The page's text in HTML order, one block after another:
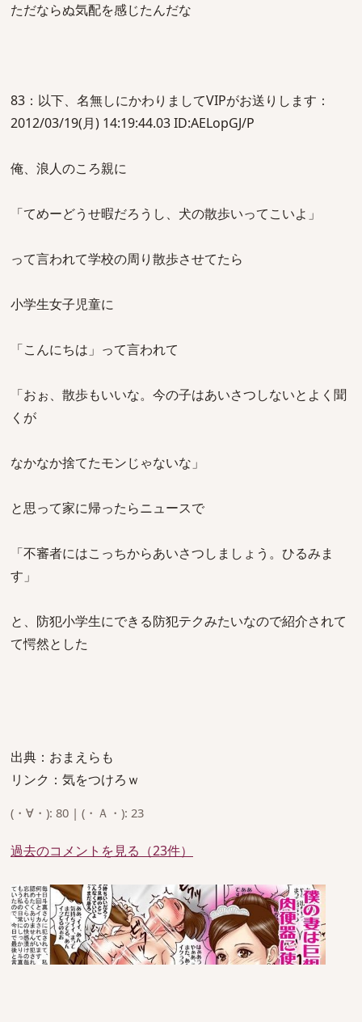
ただならぬ気配を感じたんだな
83：以下、名無しにかわりましてVIPがお送りします：
2012/03/19(月) 14:19:44.03 ID:AELopGJ/P
俺、浪人のころ親に
「てめーどうせ暇だろうし、犬の散歩いってこいよ」
って言われて学校の周り散歩させてたら
小学生女子児童に
「こんにちは」って言われて
「おぉ、散歩もいいな。今の子はあいさつしないとよく聞
くが
なかなか捨てたモンじゃないな」
と思って家に帰ったらニュースで
「不審者にはこっちからあいさつしましょう。ひるみま
す」
と、防犯小学生にできる防犯テクみたいなので紹介されて
て愕然とした
出典：おまえらも
リンク：気をつけろｗ
(・∀・): 80 | (・Ａ・): 23
過去のコメントを見る（23件）